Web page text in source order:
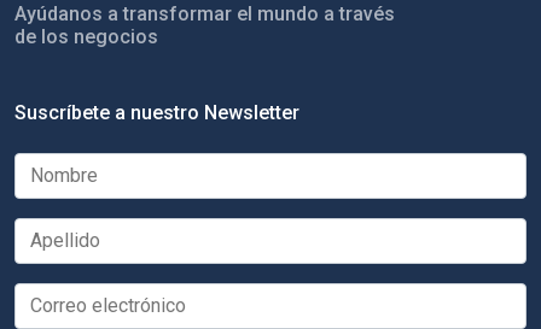
Ayúdanos a transformar el mundo a través
de los negocios
Suscríbete a nuestro Newsletter